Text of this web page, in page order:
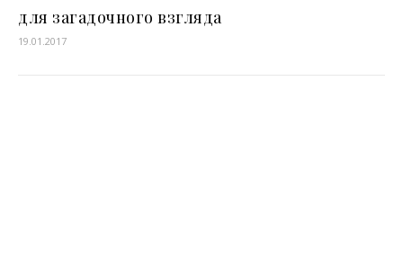
для загадочного взгляда
19.01.2017